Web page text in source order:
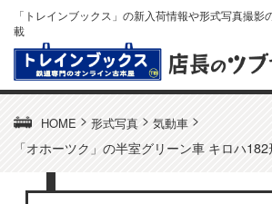
「トレインブックス」の新入荷情報や形式写真撮影
載
HOME > 形式写真 > 気動車 >
「オホーツク」の半室グリーン車 キロハ182